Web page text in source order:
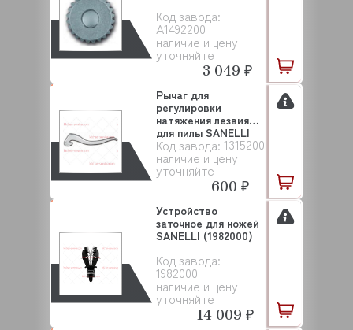
Код завода:
A1492200
наличие и цену
уточняйте
3 049 ₽
Код завода: 1315200
наличие и цену
уточняйте
Рычаг для
регулировки
натяжения лезвия
для пилы SANELLI
(1315200)
600 ₽
Код завода:
1982000
наличие и цену
уточняйте
Устройство
заточное для ножей
SANELLI (1982000)
14 009 ₽